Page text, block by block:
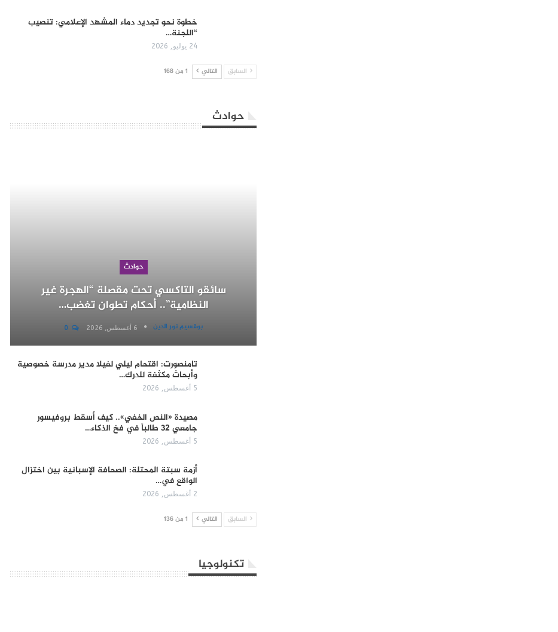
​خطوة نحو تجديد دماء المشهد الإعلامي: تنصيب
“اللجنة…
24 يوليو, 2026
السابق التالي 1 من 168
حوادث
حوادث
سائقو التاكسي تحت مقصلة “الهجرة غير
النظامية”.. أحكام تطوان تغضب…
بوقسيم نور الدين 6 أغسطس, 2026
تامنصورت: اقتحام ليلي لفيلا مدير مدرسة خصوصية
وأبحاث مكثفة للدرك…
5 أغسطس, 2026
مصيدة «النص الخفي».. كيف أسقط بروفيسور
جامعي 32 طالباً في فخ الذكاء…
5 أغسطس, 2026
أزمة سبتة المحتلة: الصحافة الإسبانية بين اختزال
الواقع في…
2 أغسطس, 2026
السابق التالي 1 من 136
تكنولوجيا